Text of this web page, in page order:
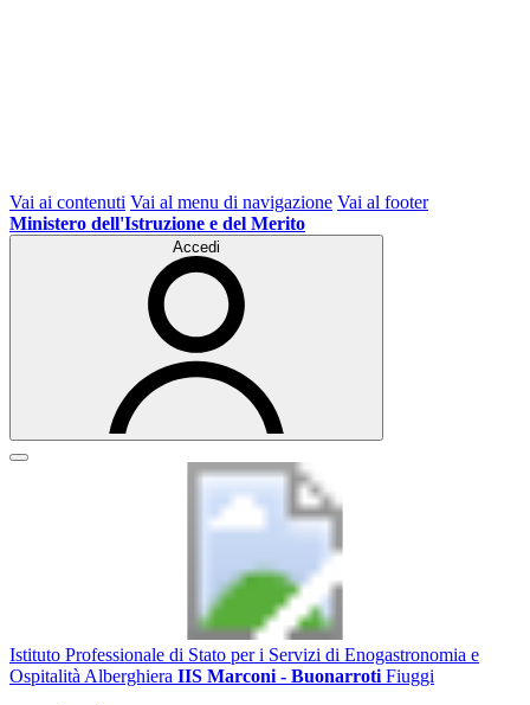
Vai ai contenuti Vai al menu di navigazione Vai al footer
Ministero dell'Istruzione e del Merito
Accedi
Istituto Professionale di Stato per i Servizi di Enogastronomia e
Ospitalità Alberghiera IIS Marconi - Buonarroti Fiuggi